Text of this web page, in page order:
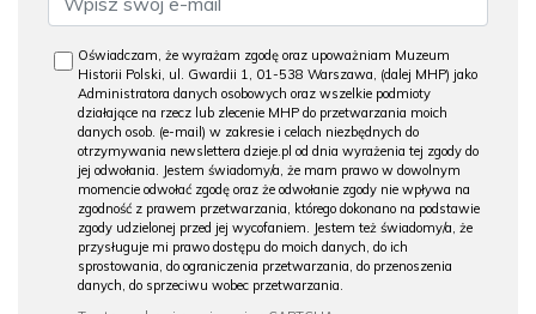
Oświadczam, że wyrażam zgodę oraz upoważniam Muzeum
Historii Polski, ul. Gwardii 1, 01-538 Warszawa, (dalej MHP) jako
Administratora danych osobowych oraz wszelkie podmioty
działające na rzecz lub zlecenie MHP do przetwarzania moich
danych osob. (e-mail) w zakresie i celach niezbędnych do
otrzymywania newslettera dzieje.pl od dnia wyrażenia tej zgody do
jej odwołania. Jestem świadomy/a, że mam prawo w dowolnym
momencie odwołać zgodę oraz że odwołanie zgody nie wpływa na
zgodność z prawem przetwarzania, którego dokonano na podstawie
zgody udzielonej przed jej wycofaniem. Jestem też świadomy/a, że
przysługuje mi prawo dostępu do moich danych, do ich
sprostowania, do ograniczenia przetwarzania, do przenoszenia
danych, do sprzeciwu wobec przetwarzania.